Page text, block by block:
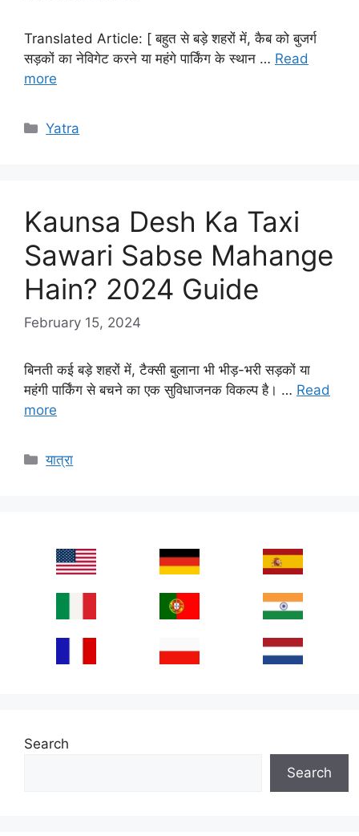
Translated Article: [ बहुत से बड़े शहरों में, कैब को बुजर्ग
सड़कों का नेविगेट करने या महंगे पार्किंग के स्थान … Read
more
Categories
Yatra
Kaunsa Desh Ka Taxi
Sawari Sabse Mahange
Hain? 2024 Guide
February 15, 2024
बिनती कई बड़े शहरों में, टैक्सी बुलाना भी भीड़-भरी सड़कों या
महंगी पार्किंग से बचने का एक सुविधाजनक विकल्प है। … Read
more
Categories
यात्रा
Search
Search